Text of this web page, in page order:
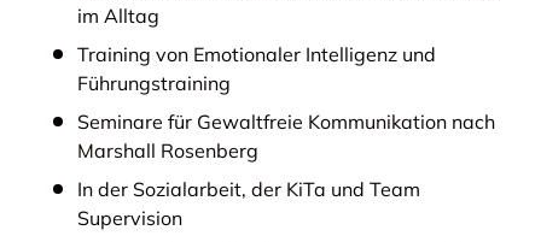
im Alltag
Training von Emotionaler Intelligenz und
Führungstraining
Seminare für Gewaltfreie Kommunikation nach
Marshall Rosenberg
In der Sozialarbeit, der KiTa und Team
Supervision